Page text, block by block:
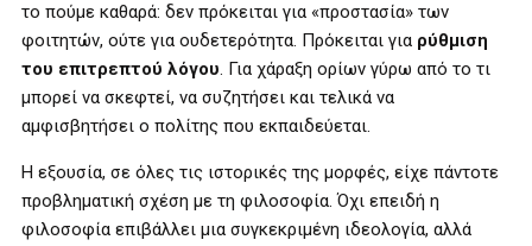
το πούμε καθαρά: δεν πρόκειται για «προστασία» των
φοιτητών, ούτε για ουδετερότητα. Πρόκειται για ρύθμιση
του επιτρεπτού λόγου. Για χάραξη ορίων γύρω από το τι
μπορεί να σκεφτεί, να συζητήσει και τελικά να
αμφισβητήσει ο πολίτης που εκπαιδεύεται.
Η εξουσία, σε όλες τις ιστορικές της μορφές, είχε πάντοτε
προβληματική σχέση με τη φιλοσοφία. Όχι επειδή η
φιλοσοφία επιβάλλει μια συγκεκριμένη ιδεολογία, αλλά